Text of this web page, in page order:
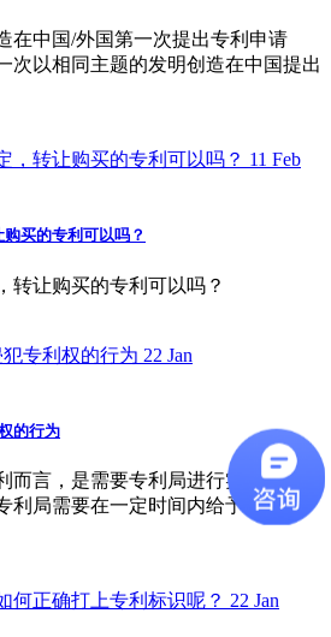
在中国/外国第一次提出专利申请
次以相同主题的发明创造在中国提出
11 Feb
买的专利可以吗？
转让购买的专利可以吗？
22 Jan
的行为
而言，是需要专利局进行实质审查
利局需要在一定时间内给予专利授
22 Jan